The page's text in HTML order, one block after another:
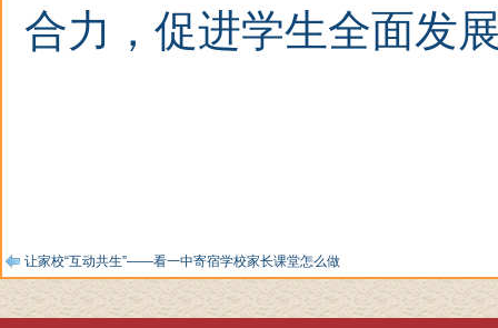
合力，促进学生全面发
让家校“互动共生”——看一中寄宿学校家长课堂怎么做